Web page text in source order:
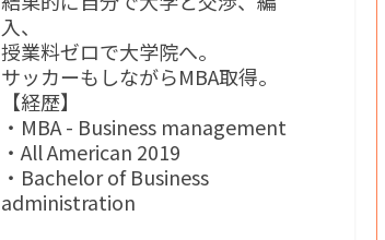
入、
授業料ゼロで大学院へ。
サッカーもしながらMBA取得。
【経歴】
・MBA - Business management
・All American 2019
・Bachelor of Business
administration